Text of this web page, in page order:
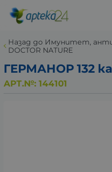
Назад до Имунитет,
DOCTOR NATURE
ГЕРМАНОР 132
АРТ.№: 144101